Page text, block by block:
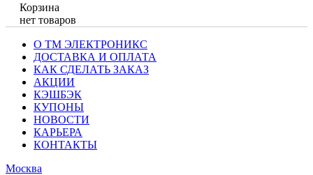
Корзина
нет товаров
О ТМ ЭЛЕКТРОНИКС
ДОСТАВКА И ОПЛАТА
КАК СДЕЛАТЬ ЗАКАЗ
АКЦИИ
КЭШБЭК
КУПОНЫ
НОВОСТИ
КАРЬЕРА
КОНТАКТЫ
Москва